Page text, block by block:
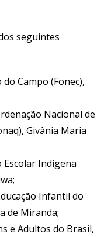
seguintes
Campo (Fonec),
Nacional de
Givânia Maria
Escolar Indígena
Infantil do
de Miranda;
e Adultos do Brasil,